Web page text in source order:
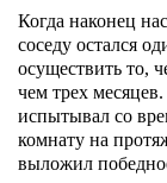
Когда наконец
соседу остался
осуществить то,
чем трех
испытывал со
комнату на
выложил